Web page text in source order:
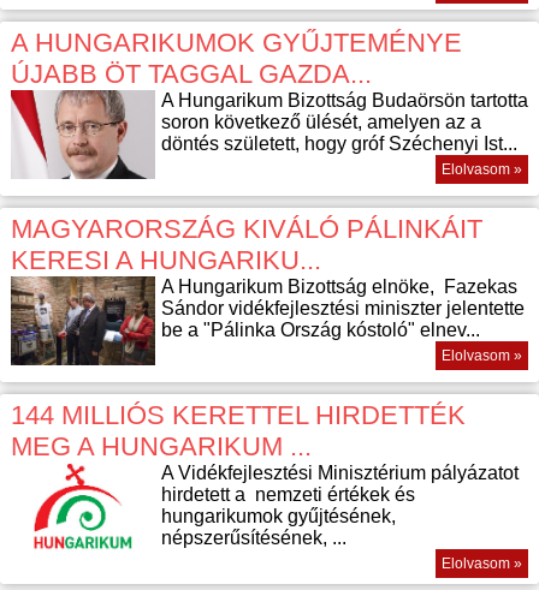
A HUNGARIKUMOK GYŰJTEMÉNYE
ÚJABB ÖT TAGGAL GAZDA...
A Hungarikum Bizottság Budaörsön tartotta
soron következő ülését, amelyen az a
döntés született, hogy gróf Széchenyi Ist...
Elolvasom »
MAGYARORSZÁG KIVÁLÓ PÁLINKÁIT
KERESI A HUNGARIKU...
A Hungarikum Bizottság elnöke, Fazekas
Sándor vidékfejlesztési miniszter jelentette
be a "Pálinka Ország kóstoló" elnev...
Elolvasom »
144 MILLIÓS KERETTEL HIRDETTÉK
MEG A HUNGARIKUM ...
A Vidékfejlesztési Minisztérium pályázatot
hirdetett a nemzeti értékek és
hungarikumok gyűjtésének,
népszerűsítésének, ...
Elolvasom »